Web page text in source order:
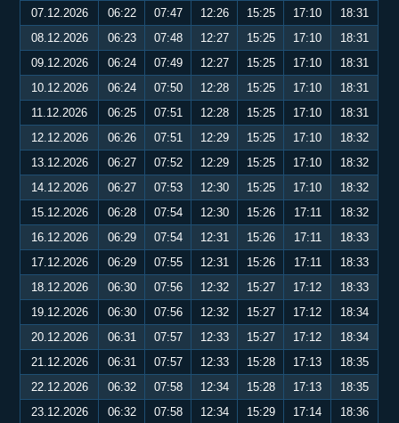
07.12.2026
06:22 07:47 12:26 15:25 17:10
18:31
08.12.2026
06:23 07:48 12:27 15:25 17:10
18:31
09.12.2026
06:24 07:49 12:27 15:25 17:10
18:31
10.12.2026
06:24 07:50 12:28 15:25 17:10
18:31
11.12.2026
06:25 07:51 12:28 15:25 17:10
18:31
12.12.2026
06:26 07:51 12:29 15:25 17:10
18:32
13.12.2026
06:27 07:52 12:29 15:25 17:10
18:32
14.12.2026
06:27 07:53 12:30 15:25 17:10
18:32
15.12.2026
06:28 07:54 12:30 15:26 17:11
18:32
16.12.2026
06:29 07:54 12:31 15:26 17:11
18:33
17.12.2026
06:29 07:55 12:31 15:26 17:11
18:33
18.12.2026
06:30 07:56 12:32 15:27 17:12
18:33
19.12.2026
06:30 07:56 12:32 15:27 17:12
18:34
20.12.2026
06:31 07:57 12:33 15:27 17:12
18:34
21.12.2026
06:31 07:57 12:33 15:28 17:13
18:35
22.12.2026
06:32 07:58 12:34 15:28 17:13
18:35
23.12.2026
06:32 07:58 12:34 15:29 17:14
18:36